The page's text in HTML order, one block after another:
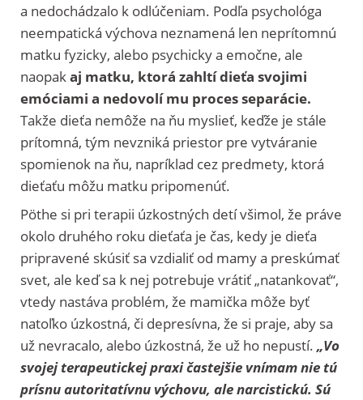
a nedochádzalo k odlúčeniam. Podľa psychológa
neempatická výchova neznamená len neprítomnú
matku fyzicky, alebo psychicky a emočne, ale
naopakaj matku, ktorá zahltí dieťa svojimi
emóciami a nedovolí mu proces separácie.
Takže dieťa nemôže na ňu myslieť, keďže je stále
prítomná, tým nevzniká priestor pre vytváranie
spomienok na ňu, napríklad cez predmety, ktorá
dieťaťu môžu matku pripomenúť.
Pöthe si pri terapii úzkostných detí všimol, že práve
okolo druhého roku dieťaťa je čas, kedy je dieťa
pripravené skúsiť sa vzdialiť od mamy a preskúmať
svet, ale keď sa k nej potrebuje vrátiť „natankovať“,
vtedy nastáva problém, že mamička môže byť
natoľko úzkostná, či depresívna, že si praje, aby sa
už nevracalo, alebo úzkostná, že už ho nepustí. „Vo
svojej terapeutickej praxi častejšie vnímam nie tú
prísnu autoritatívnu výchovu, ale narcistickú. Sú